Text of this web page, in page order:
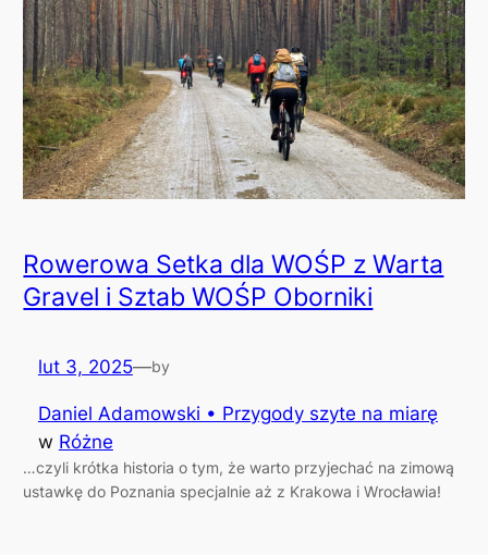
Rowerowa Setka dla WOŚP z Warta
Gravel i Sztab WOŚP Oborniki
lut 3, 2025—by
Daniel Adamowski • Przygody szyte na miarę
w Różne
…czyli krótka historia o tym, że warto przyjechać na zimową
ustawkę do Poznania specjalnie aż z Krakowa i Wrocławia!